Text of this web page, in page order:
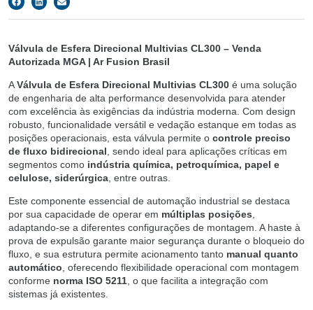
Válvula de Esfera Direcional Multivias CL300 – Venda
Autorizada MGA | Ar Fusion Brasil
AVálvula de Esfera Direcional Multivias CL300 é uma solução
de engenharia de alta performance desenvolvida para atender
com excelência às exigências da indústria moderna. Com design
robusto, funcionalidade versátil e vedação estanque em todas as
posições operacionais, esta válvula permite o controle preciso
de fluxo bidirecional , sendo ideal para aplicações críticas em
segmentos como indústria química, petroquímica, papel e
celulose, siderúrgica , entre outras.
Este componente essencial de automação industrial se destaca
por sua capacidade de operar em múltiplas posições,
adaptando-se a diferentes configurações de montagem. A haste à
prova de expulsão garante maior segurança durante o bloqueio do
fluxo, e sua estrutura permite acionamento tanto manual quanto
automático, oferecendo flexibilidade operacional com montagem
conforme norma ISO 5211, o que facilita a integração com
sistemas já existentes.